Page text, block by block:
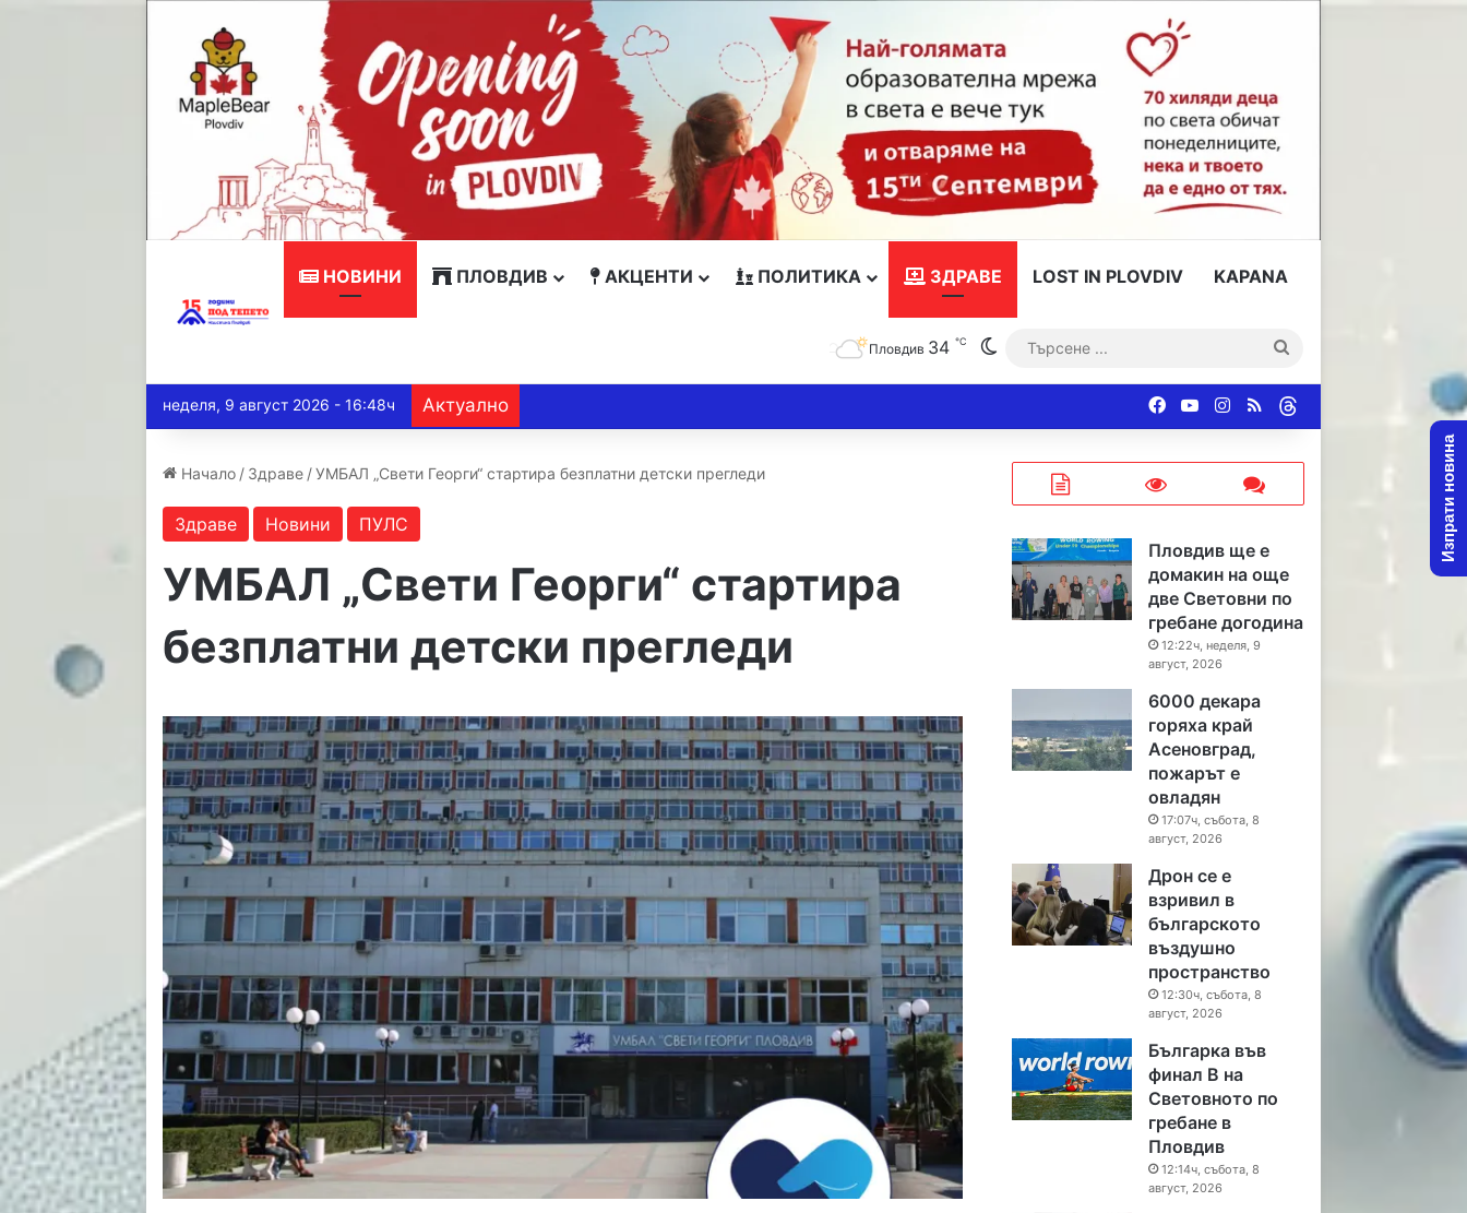
НОВИНИ ПЛОВДИВ АКЦЕНТИ ПОЛИТИКА ЗДРАВЕ LOST IN PLOVDIV KAPANA
Пловдив 34℃ Switch skin
...
неделя, 9 август 2026 - 16:48ч Актуално Facebook
YouTubeInstagram
RSS
Начало / Здраве / УМБАЛ „Свети Георги“ стартира безплатни детски прегледи
Здраве Новини ПУЛС
УМБАЛ „Свети Георги“ стартира
безплатни детски прегледи
Пловдив ще е
домакин на още
две Световни по
гребане догодина
12:22ч, неделя, 9
август, 2026
6000 декара
горяха край
Асеновград,
пожарът е
овладян
17:07ч, събота, 8
август, 2026
Дрон се е
взривил в
българското
въздушно
пространство
12:30ч, събота, 8
август, 2026
Българка във
финал B на
Световното по
гребане в
Пловдив
12:14ч, събота, 8
август, 2026
Изпрати новина